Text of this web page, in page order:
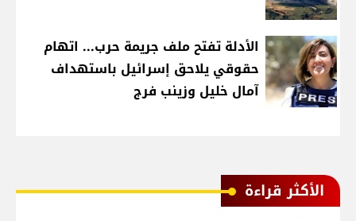
الأدلة تفتح ملف جريمة حرب... اتهام
حقوقي يلاحق إسرائيل باستهداف
آمال خليل وزينب فرج
الأكثر قراءة